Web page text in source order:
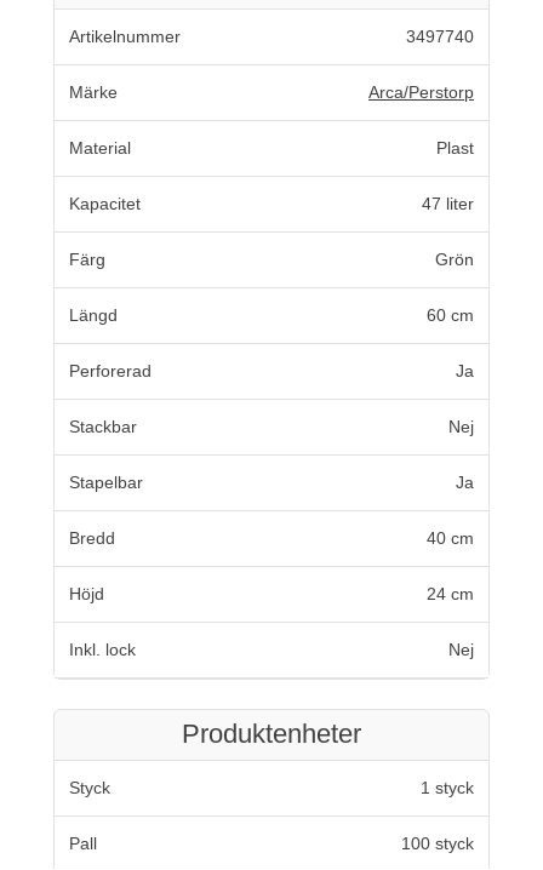
Artikelnummer 3497740
Märke Arca/Perstorp
Material Plast
Kapacitet 47 liter
Färg Grön
Längd 60 cm
Perforerad Ja
Stackbar Nej
Stapelbar Ja
Bredd 40 cm
Höjd 24 cm
Inkl. lock Nej
Produktenheter
Styck 1 styck
Pall 100 styck